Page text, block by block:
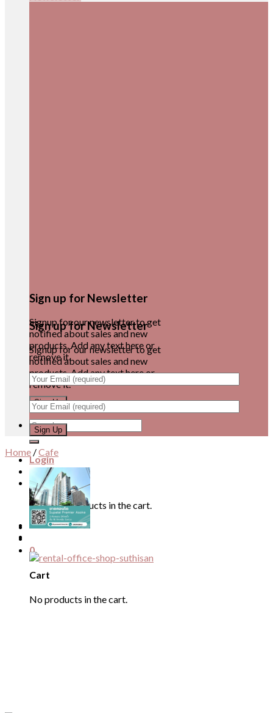
Sign up for Newsletter
Signup for our newsletter to get
notified about sales and new
products. Add any text here or
remove it.
Search
for:
Login
Cart /0฿ 0
No products in the cart.
0
Cart
No products in the cart.
Sign up for Newsletter
Signup for our newsletter to get
notified about sales and new
products. Add any text here or
remove it.
Home /Cafe